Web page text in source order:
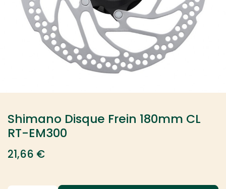
Shimano Disque Frein 180mm CL
RT-EM300
21,66 €